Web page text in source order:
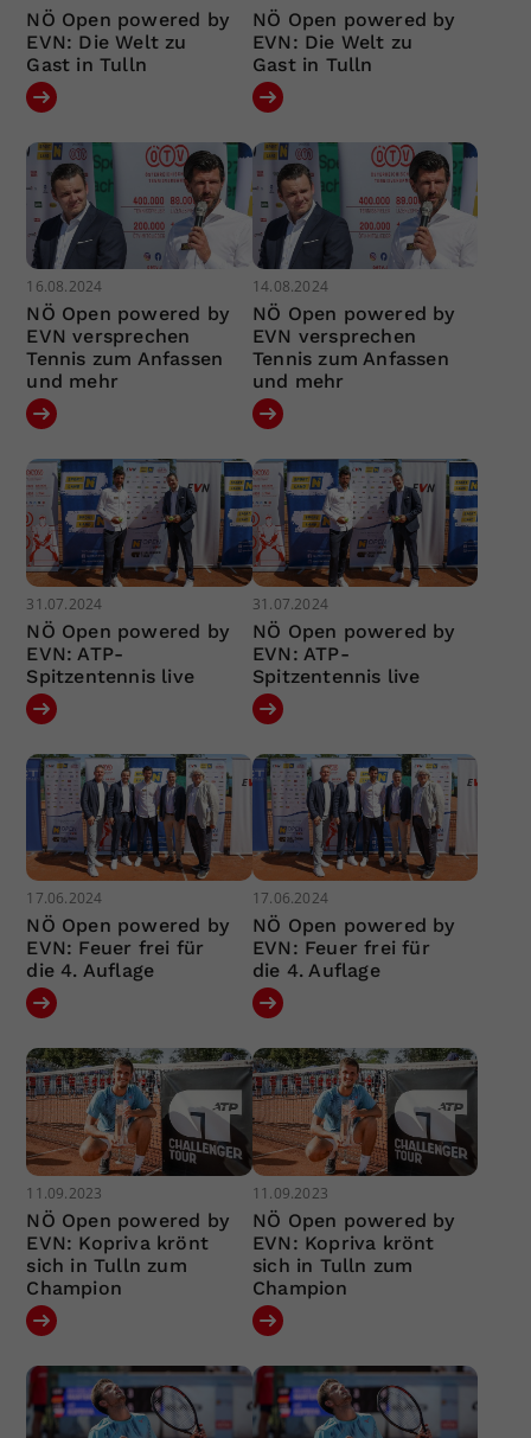
NÖ Open powered by
EVN: Die Welt zu
Gast in Tulln
NÖ Open powered by
EVN: Die Welt zu
Gast in Tulln
16.08.2024
NÖ Open powered by
EVN versprechen
Tennis zum Anfassen
und mehr
14.08.2024
NÖ Open powered by
EVN versprechen
Tennis zum Anfassen
und mehr
31.07.2024
NÖ Open powered by
EVN: ATP-
Spitzentennis live
31.07.2024
NÖ Open powered by
EVN: ATP-
Spitzentennis live
17.06.2024
NÖ Open powered by
EVN: Feuer frei für
die 4. Auflage
17.06.2024
NÖ Open powered by
EVN: Feuer frei für
die 4. Auflage
11.09.2023
NÖ Open powered by
EVN: Kopriva krönt
sich in Tulln zum
Champion
11.09.2023
NÖ Open powered by
EVN: Kopriva krönt
sich in Tulln zum
Champion